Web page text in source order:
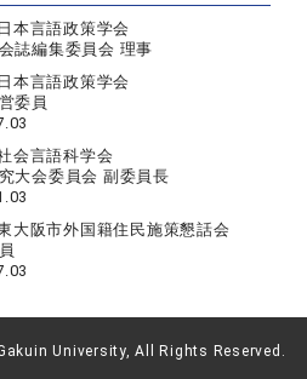
日本言語政策学会
誌編集委員会 理事
日本言語政策学会
委員
会言語科学会
大会委員会 副委員長
大阪市外国籍住民施策懇話会
University, All Rights Reserved.